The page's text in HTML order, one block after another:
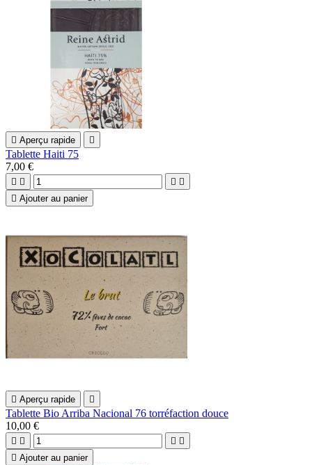
 Aperçu rapide 
Tablette Haiti 75
7,00 €
   
 Ajouter au panier
 Aperçu rapide 
Tablette Bio Arriba Nacional 76 torréfaction douce
10,00 €
   
 Ajouter au panier